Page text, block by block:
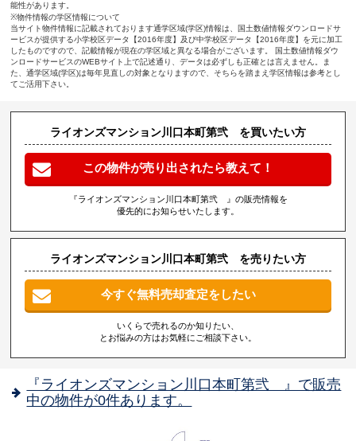
能性があります。
※物件情報の学区情報について
当サイト物件情報に記載されております通学区域(学区)情報は、国土数値情報ダウンロードサ
ービスが提供する小学校区データ【2016年度】及び中学校区データ【2016年度】を元に加工
したものですので、記載情報が現在の学区域と異なる場合がございます。 国土数値情報ダウ
ンロードサービスのWEBサイト上で記述通り、データは必ずしも正確とは言えません。ま
た、通学区域(学区)は毎年見直しの対象となりますので、そちらを踏まえ学区情報は参考とし
てご活用下さい。
ライオンズマンション川口本町第弐 を買いたい方
この物件が売り出されたら教えて！
『ライオンズマンション川口本町第弐 』の販売情報を
優先的にお知らせいたします。
ライオンズマンション川口本町第弐 を売りたい方
今すぐ無料売却査定をしたい
いくらで売れるのか知りたい、
とお悩みの方はお気軽にご相談下さい。
『ライオンズマンション川口本町第弐 』で販売
中の物件が0件あります。